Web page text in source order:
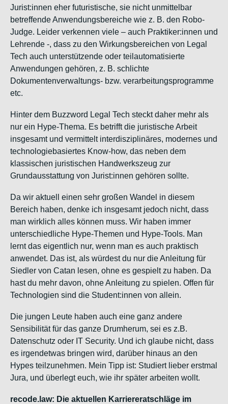
Jurist:innen eher futuristische, sie nicht unmittelbar
betreffende Anwendungsbereiche wie z. B. den Robo-
Judge. Leider verkennen viele – auch Praktiker:innen und
Lehrende -, dass zu den Wirkungsbereichen von Legal
Tech auch unterstützende oder teilautomatisierte
Anwendungen gehören, z. B. schlichte
Dokumentenverwaltungs- bzw. verarbeitungsprogramme
etc.
Hinter dem Buzzword Legal Tech steckt daher mehr als
nur ein Hype-Thema. Es betrifft die juristische Arbeit
insgesamt und vermittelt interdisziplinäres, modernes und
technologiebasiertes Know-how, das neben dem
klassischen juristischen Handwerkszeug zur
Grundausstattung von Jurist:innen gehören sollte.
Da wir aktuell einen sehr großen Wandel in diesem
Bereich haben, denke ich insgesamt jedoch nicht, dass
man wirklich alles können muss. Wir haben immer
unterschiedliche Hype-Themen und Hype-Tools. Man
lernt das eigentlich nur, wenn man es auch praktisch
anwendet. Das ist, als würdest du nur die Anleitung für
Siedler von Catan lesen, ohne es gespielt zu haben. Da
hast du mehr davon, ohne Anleitung zu spielen. Offen für
Technologien sind die Student:innen von allein.
Die jungen Leute haben auch eine ganz andere
Sensibilität für das ganze Drumherum, sei es z.B.
Datenschutz oder IT Security. Und ich glaube nicht, dass
es irgendetwas bringen wird, darüber hinaus an den
Hypes teilzunehmen. Mein Tipp ist: Studiert lieber erstmal
Jura, und überlegt euch, wie ihr später arbeiten wollt.
recode.law: Die aktuellen Karriereratschläge im